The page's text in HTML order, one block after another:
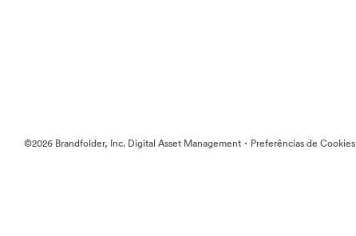
©2026 Brandfolder, Inc. Digital Asset Management · Preferências de Cookies